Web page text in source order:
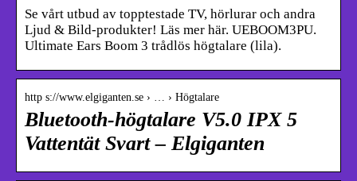
Se vårt utbud av topptestade TV, hörlurar och andra
Ljud & Bild-produkter! Läs mer här. UEBOOM3PU.
Ultimate Ears Boom 3 trådlös högtalare (lila).
http s://www.elgiganten.se › … › Högtalare
Bluetooth-högtalare V5.0 IPX 5
Vattentät Svart – Elgiganten